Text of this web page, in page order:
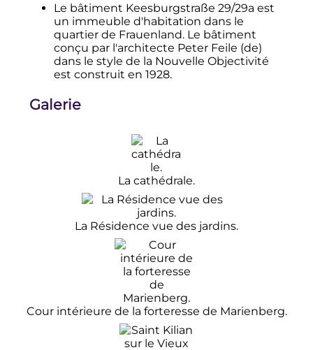
Le bâtiment Keesburgstraße 29/29a est
un immeuble d'habitation dans le
quartier de Frauenland. Le bâtiment
conçu par l'architecte Peter Feile (de)
dans le style de la Nouvelle Objectivité
est construit en 1928.
Galerie
La cathédrale.
La Résidence vue des jardins.
Cour intérieure de la forteresse de Marienberg.